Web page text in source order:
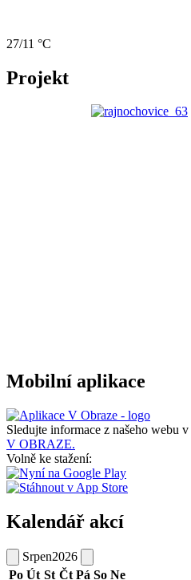
27/11 °C
Projekt
Mobilní aplikace
Sledujte informace z našeho webu v
V OBRAZE.
Volně ke stažení:
Kalendář akcí
Srpen2026
Po Út St Čt Pá So Ne